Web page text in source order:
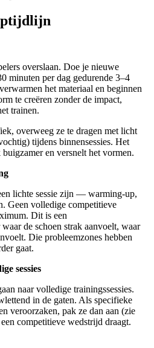
overslaan. Doe je nieuwe
minuten per dag gedurende 3–4
het materiaal en beginnen
te creëren zonder de impact,
trainen.
overweeg ze te dragen met licht
tijdens binnensessies. Het
en versnelt het vormen.
lichte sessie zijn — warming-up,
Geen volledige competitieve
Dit is een
de schoen strak aanvoelt, waar
Die probleemzones hebben
gaat.
sessies
naar volledige trainingssessies.
in de gaten. Als specifieke
veroorzaken, pak ze dan aan (zie
competitieve wedstrijd draagt.